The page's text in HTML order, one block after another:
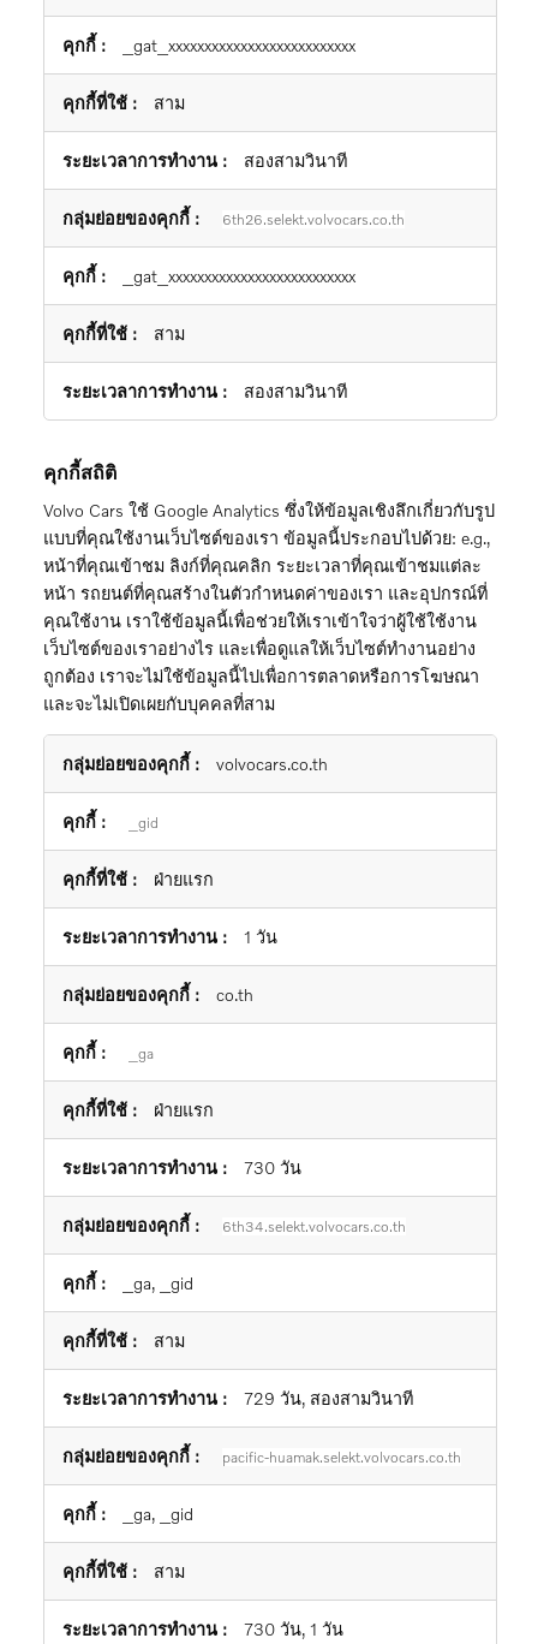
_gat_xxxxxxxxxxxxxxxxxxxxxxxxxx
สาม
สองสามวินาที
6th26.selekt.volvocars.co.th
_gat_xxxxxxxxxxxxxxxxxxxxxxxxxx
สาม
สองสามวินาที
คุกกี้สถิติ
Volvo Cars ใช้ Google Analytics ซึ่งให้ข้อมูลเชิงลึกเกี่ยวกับรูป
แบบที่คุณใช้งานเว็บไซต์ของเรา ข้อมูลนี้ประกอบไปด้วย: e.g.,
หน้าที่คุณเข้าชม ลิงก์ที่คุณคลิก ระยะเวลาที่คุณเข้าชมแต่ละ
หน้า รถยนต์ที่คุณสร้างในตัวกำหนดค่าของเรา และอุปกรณ์ที่
คุณใช้งาน เราใช้ข้อมูลนี้เพื่อช่วยให้เราเข้าใจว่าผู้ใช้ใช้งาน
เว็บไซต์ของเราอย่างไร และเพื่อดูแลให้เว็บไซต์ทำงานอย่าง
ถูกต้อง เราจะไม่ใช้ข้อมูลนี้ไปเพื่อการตลาดหรือการโฆษณา
และจะไม่เปิดเผยกับบุคคลที่สาม
สถิติ
volvocars.co.th
_gid
ฝ่ายแรก
1 วัน
co.th
_ga
ฝ่ายแรก
730 วัน
6th34.selekt.volvocars.co.th
_ga, _gid
สาม
729 วัน, สองสามวินาที
pacific-huamak.selekt.volvocars.co.th
_ga, _gid
สาม
730 วัน, 1 วัน